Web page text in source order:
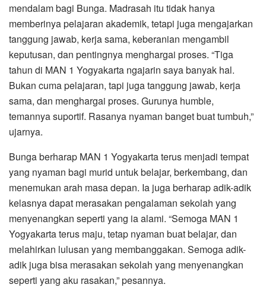
mendalam bagi Bunga. Madrasah itu tidak hanya
memberinya pelajaran akademik, tetapi juga mengajarkan
tanggung jawab, kerja sama, keberanian mengambil
keputusan, dan pentingnya menghargai proses. “Tiga
tahun di MAN 1 Yogyakarta ngajarin saya banyak hal.
Bukan cuma pelajaran, tapi juga tanggung jawab, kerja
sama, dan menghargai proses. Gurunya humble,
temannya suportif. Rasanya nyaman banget buat tumbuh,”
ujarnya.
Bunga berharap MAN 1 Yogyakarta terus menjadi tempat
yang nyaman bagi murid untuk belajar, berkembang, dan
menemukan arah masa depan. Ia juga berharap adik-adik
kelasnya dapat merasakan pengalaman sekolah yang
menyenangkan seperti yang ia alami. “Semoga MAN 1
Yogyakarta terus maju, tetap nyaman buat belajar, dan
melahirkan lulusan yang membanggakan. Semoga adik-
adik juga bisa merasakan sekolah yang menyenangkan
seperti yang aku rasakan,” pesannya.